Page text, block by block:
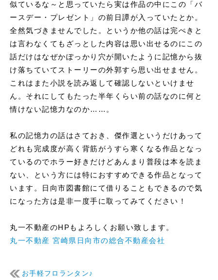
似ているな～と思っていたら実は作品の中にこの「バ
ースデー・プレゼント 」の前日譚が入っていたとか。
全然気づきませんでした。というか他の話は完ぺきと
は言わなくてもざっとした内容は思い出せるのにこの
話だけはなぜかぽっかり穴が開いたように記憶から抜
け落ちていてストーリーの外郭すら思い出せません。
これはまた小説を読み返して確認しないといけませ
ん。それにしてもたった半年くらい前の話なのに何と
情けない記憶力なのか……。
私の記憶力の話はさておき、傑作選というだけあって
どれも完成度が高く背筋がうすら寒くなる作品となっ
ているのでホラー好きだけどあんまり普段は本を読ま
ない、という方には特におすすめできる作品となって
います。日向市図書館にて借りることもできるので気
になった方は是非一度手に取ってみてください！
丸一不動産のHPもよろしくお願い致します。
丸一不動産 宮崎県日向市の総合不動産会社
お手軽フロランタン♪